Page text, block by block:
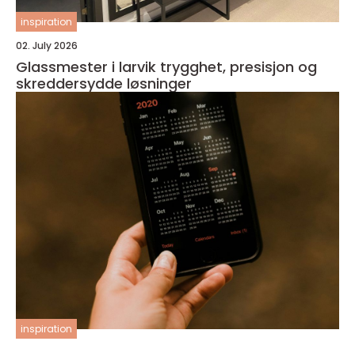
inspiration
02. July 2026
Glassmester i larvik trygghet, presisjon og
skreddersydde løsninger
inspiration